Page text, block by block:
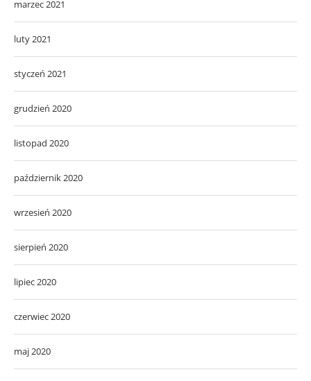
marzec 2021
luty 2021
styczeń 2021
grudzień 2020
listopad 2020
październik 2020
wrzesień 2020
sierpień 2020
lipiec 2020
czerwiec 2020
maj 2020